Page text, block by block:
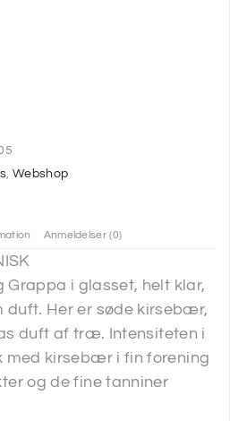
, Webshop
Anmeldelser (0)
Grappa i glasset, helt klar,
duft. Her er søde kirsebær,
duft af træ. Intensiteten i
med kirsebær i fin forening
og de fine tanniner